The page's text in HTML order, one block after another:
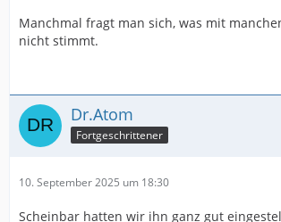
Manchmal fragt man sich, was mit
nicht stimmt.
Dr.Atom
Fortgeschrittener
10. September 2025 um 18:30
Scheinbar hatten wir ihn ganz gut